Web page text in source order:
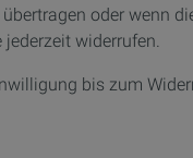
oder wenn
widerrufen.
bis zum